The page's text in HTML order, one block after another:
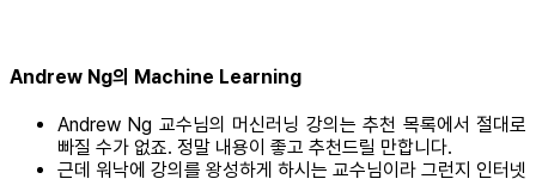
Andrew Ng의 Machine Learning
Andrew Ng 교수님의 머신러닝 강의는 추천 목록에서 절대로
빠질 수가 없죠. 정말 내용이 좋고 추천드릴 만합니다.
근데 워낙에 강의를 왕성하게 하시는 교수님이라 그런지 인터넷